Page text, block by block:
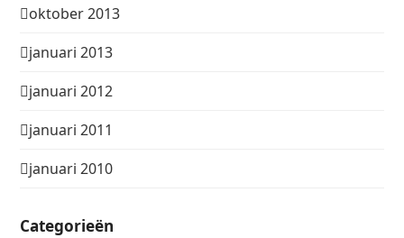
oktober 2013
januari 2013
januari 2012
januari 2011
januari 2010
Categorieën